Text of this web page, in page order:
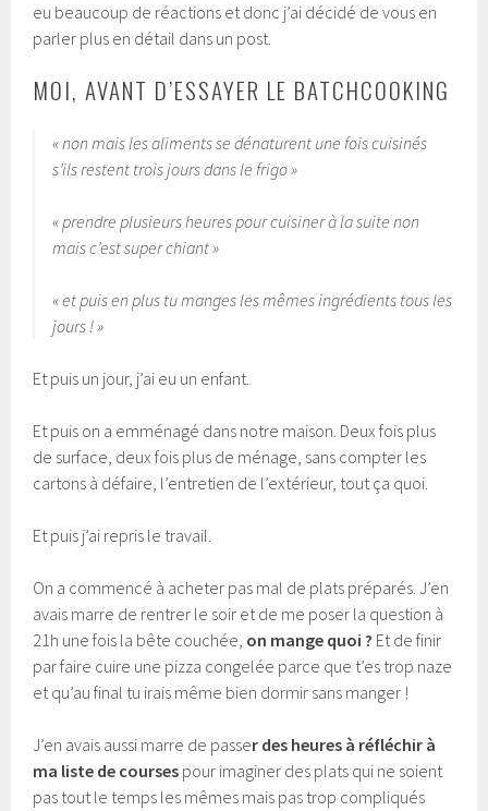
eu beaucoup de réactions et donc j’ai décidé de vous en
parler plus en détail dans un post.
MOI, AVANT D’ESSAYER LE BATCHCOOKING
« non mais les aliments se dénaturent une fois cuisinés
s’ils restent trois jours dans le frigo »
« prendre plusieurs heures pour cuisiner à la suite non
mais c’est super chiant »
« et puis en plus tu manges les mêmes ingrédients tous les
jours ! »
Et puis un jour, j’ai eu un enfant.
Et puis on a emménagé dans notre maison. Deux fois plus
de surface, deux fois plus de ménage, sans compter les
cartons à défaire, l’entretien de l’extérieur, tout ça quoi.
Et puis j’ai repris le travail.
On a commencé à acheter pas mal de plats préparés. J’en
avais marre de rentrer le soir et de me poser la question à
21h une fois la bête couchée, on mange quoi ? Et de finir
par faire cuire une pizza congelée parce que t’es trop naze
et qu’au final tu irais même bien dormir sans manger !
J’en avais aussi marre de passer des heures à réfléchir à
ma liste de courses pour imaginer des plats qui ne soient
pas tout le temps les mêmes mais pas trop compliqués